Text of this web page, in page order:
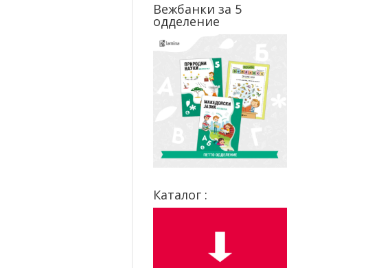
Вежбанки за 5
одделение
Каталог :